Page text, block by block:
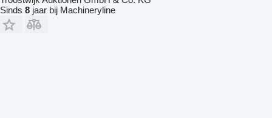
Sinds 8 jaar bij Machineryline